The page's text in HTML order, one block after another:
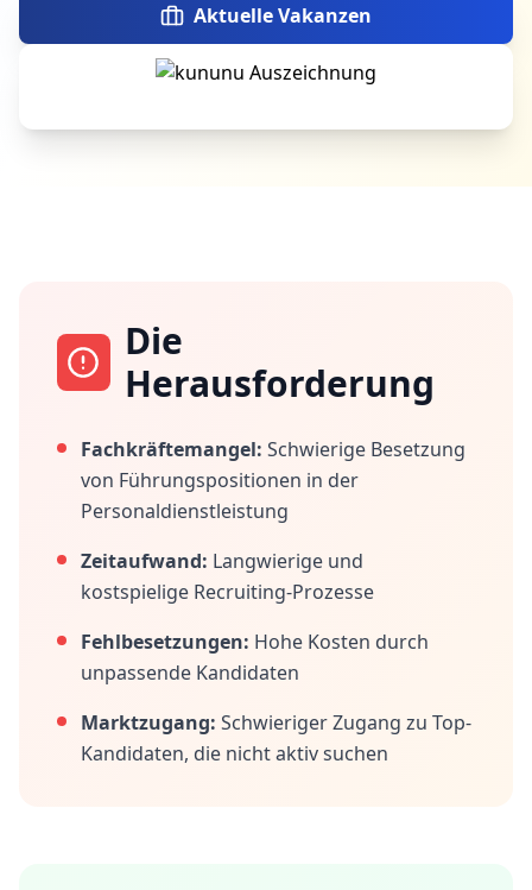
Aktuelle Vakanzen
Die
Herausforderung
Fachkräftemangel: Schwierige Besetzung
von Führungspositionen in der
Personaldienstleistung
Zeitaufwand: Langwierige und
kostspielige Recruiting-Prozesse
Fehlbesetzungen: Hohe Kosten durch
unpassende Kandidaten
Marktzugang: Schwieriger Zugang zu Top-
Kandidaten, die nicht aktiv suchen